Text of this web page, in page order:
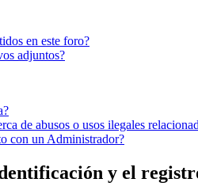
en este foro?
adjuntos?
de abusos o usos ilegales
con un Administrador?
y el